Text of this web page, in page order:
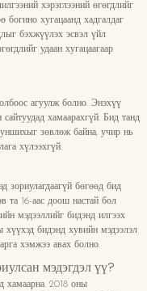
хэрэглээний өгөгдлийг
богино хугацаанд хадгалдаг
бэхжүүлэх эсвэл үйл
удаан хугацаагаар
агуулж болно. Энэхүү
хамаарахгүй. Бид танд
зөвлөж байна, учир нь
хүлээхгүй.
зориулагдаагүй бөгөөд бид
та 16-аас доош настай бол
мэдээллийг бидэнд илгээх
бидэнд хувийн мэдээлэл
хэмжээ авах болно.
мэдэгдэл үү?
хамаарна. 2018 оны